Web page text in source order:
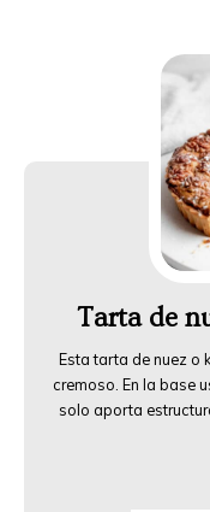
Tarta de
Esta tarta de nuez o
cremoso. En la base
solo aporta